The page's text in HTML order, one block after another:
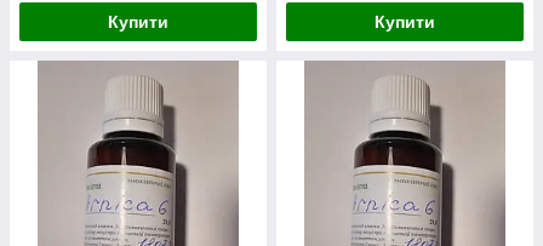
Купити Купити